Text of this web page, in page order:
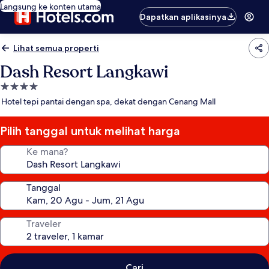
Langsung ke konten utama
Dapatkan aplikasinya
Lihat semua properti
Dash Resort Langkawi
Properti
bintang
Hotel tepi pantai dengan spa, dekat dengan Cenang Mall
Pilih tanggal untuk melihat harga
Ke mana?
Tanggal
Traveler